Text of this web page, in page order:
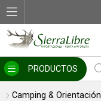
PRODUCTOS
Camping & Orientación